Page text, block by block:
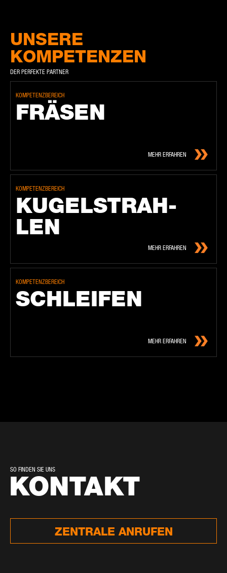
UNSERE
KOMPETENZEN
DER PERFEKTE PARTNER
KOMPETENZBEREICH
FRÄ­SEN
MEHR ERFAHREN
KOMPETENZBEREICH
KU­GEL­STRAH­
LEN
MEHR ERFAHREN
KOMPETENZBEREICH
SCHLEI­FEN
MEHR ERFAHREN
SO FINDEN SIE UNS
KONTAKT
ZENTRALE ANRUFEN